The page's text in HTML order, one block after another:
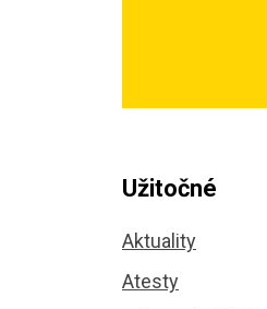
Užitočné
Aktuality
Atesty